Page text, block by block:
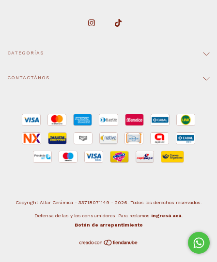
CATEGORÍAS
CONTACTÁNOS
Copyright Alfar Cerámica - 33718071149 - 2026. Todos los derechos reservados.
Defensa de las y los consumidores. Para reclamos ingresá acá.
Botón de arrepentimiento